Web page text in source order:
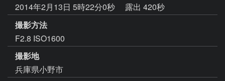
2014年2月13日 5時22分0秒
露出 420秒
撮影方法
F2.8 ISO1600
撮影地
兵庫県小野市